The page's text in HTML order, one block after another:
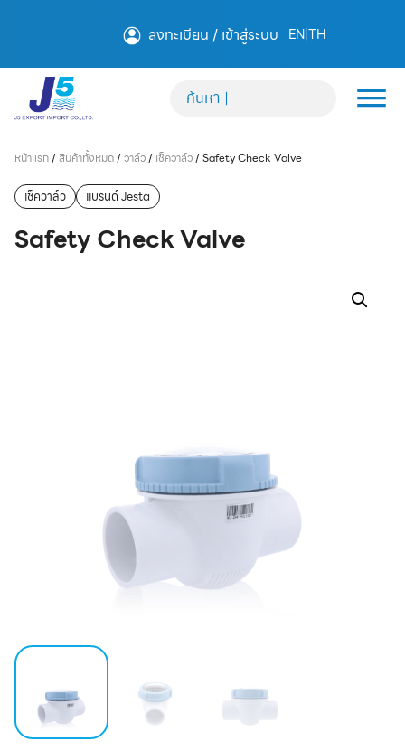
ลงทะเบียน / เข้าสู่ระบบ EN|TH
หน้าแรก/ สินค้าทั้งหมด/ วาล์ว/ เช็ควาล์ว/ Safety Check Valve
เช็ควาล์ว แบรนด์ Jesta
Safety Check Valve